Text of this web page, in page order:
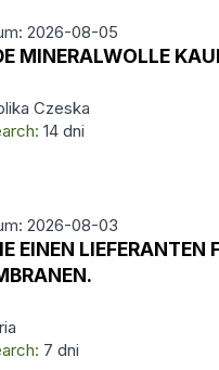
2026-08-05
MINERALWOLLE
Czeska
14 dni
2026-08-03
EINEN LIEFERANTEN
7 dni